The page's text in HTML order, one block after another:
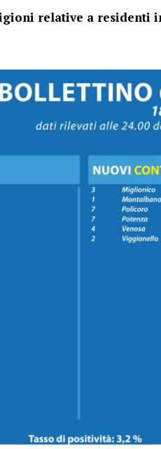
relative a residenti